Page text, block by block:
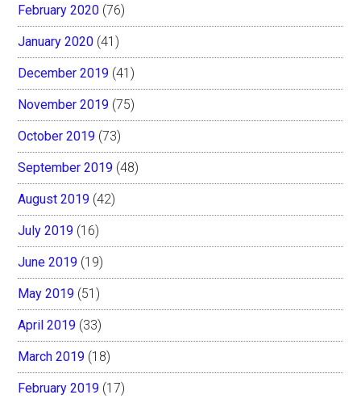
February 2020 (76)
January 2020 (41)
December 2019 (41)
November 2019 (75)
October 2019 (73)
September 2019 (48)
August 2019 (42)
July 2019 (16)
June 2019 (19)
May 2019 (51)
April 2019 (33)
March 2019 (18)
February 2019 (17)